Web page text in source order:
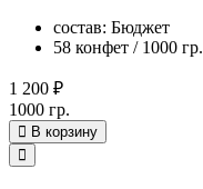
состав: Бюджет
58 конфет / 1000 гр.
1 200 ₽
1000 гр.
В корзину